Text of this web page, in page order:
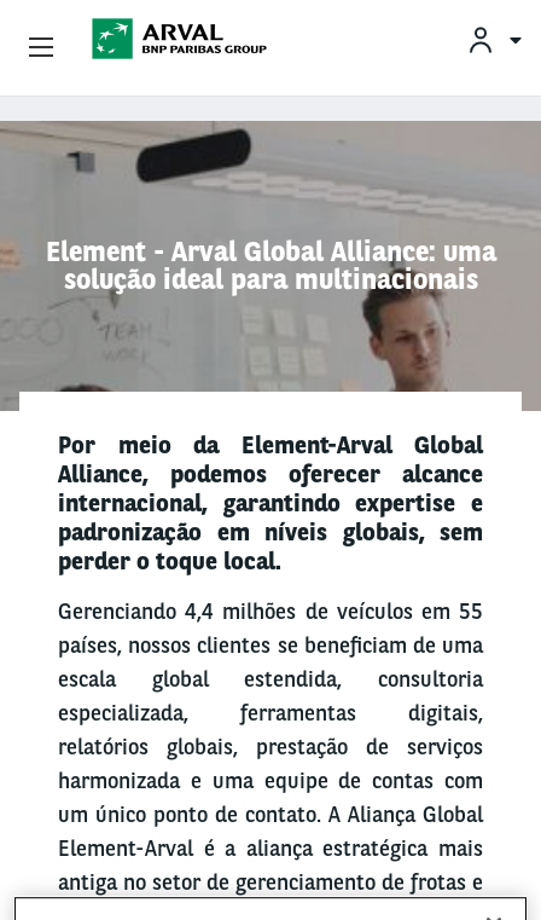
Pular para o conteúdo principal
Element - Arval Global Alliance: uma
solução ideal para multinacionais
Por meio da Element-Arval Global
Alliance, podemos oferecer alcance
internacional, garantindo expertise e
padronização em níveis globais, sem
perder o toque local.
Gerenciando 4,4 milhões de veículos em 55
países, nossos clientes se beneficiam de uma
escala global estendida, consultoria
especializada, ferramentas digitais,
relatórios globais, prestação de serviços
harmonizada e uma equipe de contas com
um único ponto de contato. A Aliança Global
Element-Arval é a aliança estratégica mais
antiga no setor de gerenciamento de frotas e
Conheça A Arval